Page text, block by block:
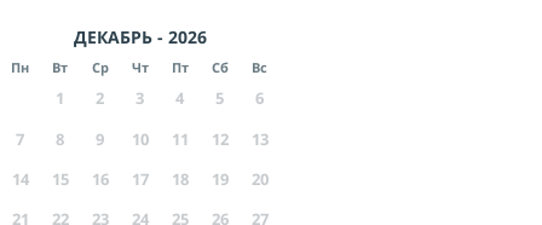
ДЕКАБРЬ - 2026
Пн Вт Ср Чт Пт Сб Вс
1 2 3 4 5
6
7
8 9 10 11 12
13
14
15 16 17 18 19
20
21
22 23 24 25 26 27